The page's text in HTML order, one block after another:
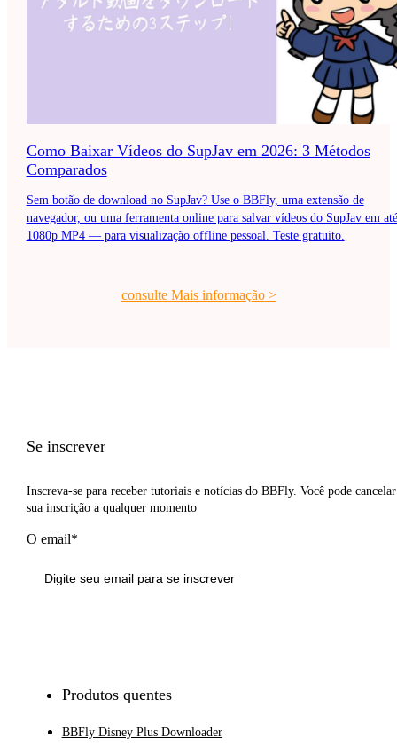
Como Baixar Vídeos do SupJav em 2026: 3 Métodos
Comparados
Sem botão de download no SupJav? Use o BBFly, uma extensão de
navegador, ou uma ferramenta online para salvar vídeos do SupJav em até
1080p MP4 — para visualização offline pessoal. Teste gratuito.
consulte Mais informação>
Se inscrever
Inscreva-se para receber tutoriais e notícias do BBFly. Você pode cancelar
sua inscrição a qualquer momento
O email*
Produtos quentes
BBFly Disney Plus Downloader